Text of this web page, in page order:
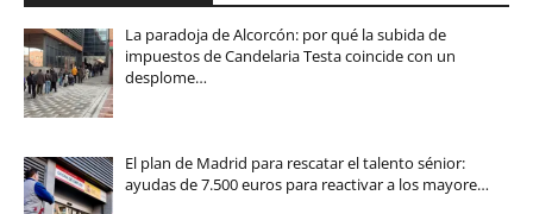
La paradoja de Alcorcón: por qué la subida de
impuestos de Candelaria Testa coincide con un
desplome…
El plan de Madrid para rescatar el talento sénior:
ayudas de 7.500 euros para reactivar a los mayore…